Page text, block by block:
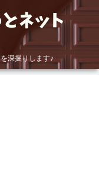
深掘りします♪